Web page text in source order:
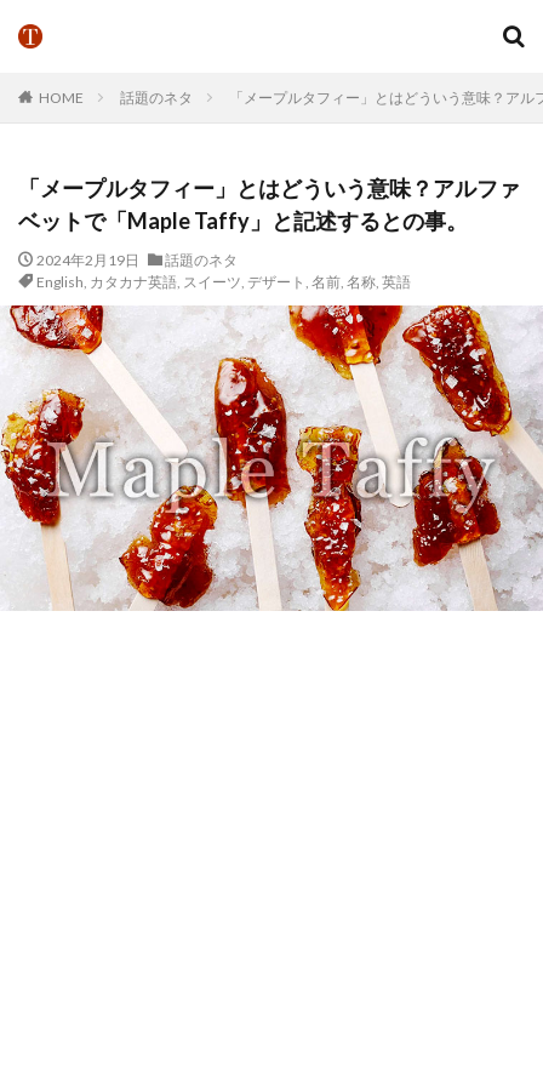
HOME 話題のネタ 「メープルタフィー」とはどういう意味？ア
「メープルタフィー」とはどういう意味？アルファ
ベットで「Maple Taffy」と記述するとの事。
2024年2月19日
話題のネタ
English, カタカナ英語, スイーツ, デザート , 名前, 名称, 英語